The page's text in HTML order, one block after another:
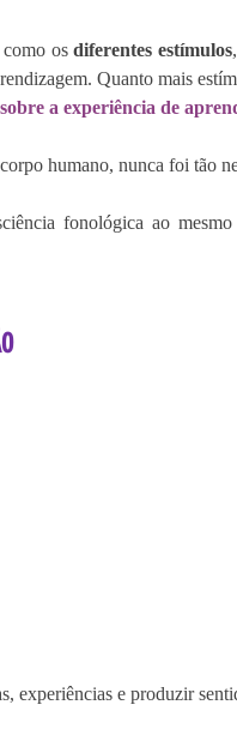
como os diferentes estímulos
Quanto mais
a experiência de
humano, nunca foi tão
fonológica ao
experiências e produzir